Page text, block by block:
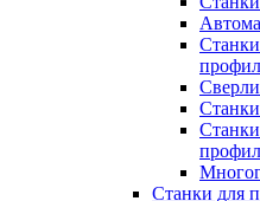
Станки для